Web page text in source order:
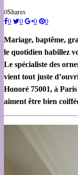
0Shares
0
0 0 0
Mariage, baptême,
le quotidien habillez
Le spécialiste des
vient tout juste
Honoré 75001, à
aiment être bien